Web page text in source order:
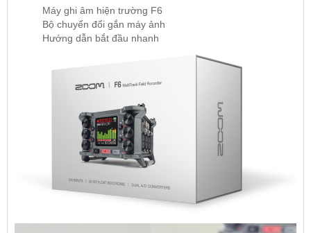
Máy ghi âm hiện trường F6
Bộ chuyển đổi gắn máy ảnh
Hướng dẫn bắt đầu nhanh